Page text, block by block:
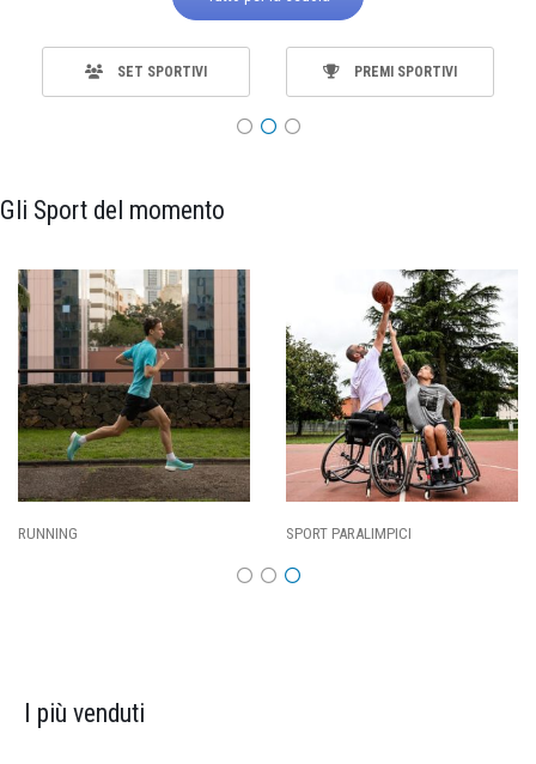
SET SPORTIVI PREMI SPORTIVI
Gli Sport del momento
PARALIMPICI CALCIO
I più venduti